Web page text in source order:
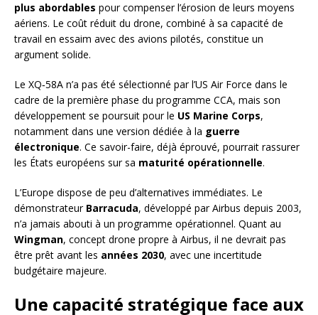
plus abordables pour compenser l’érosion de leurs moyens
aériens. Le coût réduit du drone, combiné à sa capacité de
travail en essaim avec des avions pilotés, constitue un
argument solide.
Le XQ‑58A n’a pas été sélectionné par l’US Air Force dans le
cadre de la première phase du programme CCA, mais son
développement se poursuit pour le US Marine Corps,
notamment dans une version dédiée à la guerre
électronique. Ce savoir-faire, déjà éprouvé, pourrait rassurer
les États européens sur sa maturité opérationnelle.
L’Europe dispose de peu d’alternatives immédiates. Le
démonstrateur Barracuda, développé par Airbus depuis 2003,
n’a jamais abouti à un programme opérationnel. Quant au
Wingman, concept drone propre à Airbus, il ne devrait pas
être prêt avant les années 2030, avec une incertitude
budgétaire majeure.
Une capacité stratégique face aux